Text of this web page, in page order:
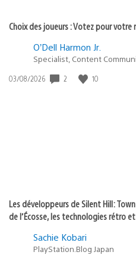
Choix des joueurs : Votez pour
O’Dell Harmon Jr.
Specialist, Content
Date
03/08/2026 2 10
Les développeurs de Silent Hill:
de l’Écosse, les technologies rétro
Sachie Kobari
PlayStation.Blog Japan